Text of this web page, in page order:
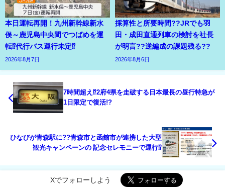
本日運転再開！九州新幹線新水
俣～鹿児島中央間でつばめを運
転⁉代行バス運行未定⁉
2026年8月7日
採算性と所要時間??JRでも羽
田・成田直通列車の検討を社長
が明言??逆編成の課題残る??
2026年8月6日
7時間超え⁉2府4県を走破する日本最長の昼行特急が
1日限定で復活!?
ひなびが青森駅に??青森市と函館市が連携した大型
観光キャンペーンの 記念セレモニーで運行⁉
Xでフォローしよう